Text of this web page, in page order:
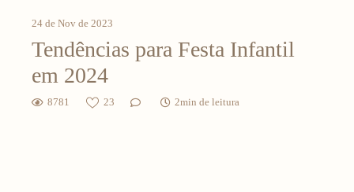
24 de Nov de 2023
Tendências para Festa Infantil
em 2024
8781 23 2min de leitura